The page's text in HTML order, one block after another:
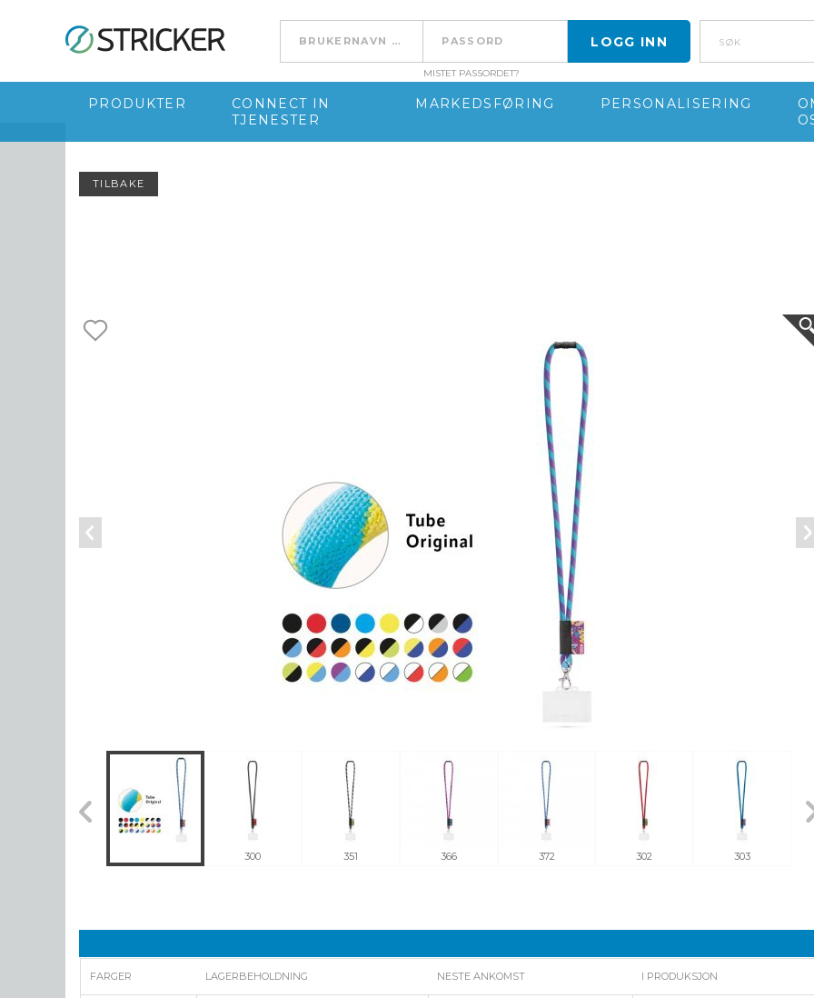
Go to content
MISTET PASSORDET?
Søk
PRODUKTER
CONNECT IN
TJENESTER
MARKEDSFØRING PERSONALISERING
TILBAKE
300 351 366 372 302 303
FARGER LAGERBEHOLDNING NESTE ANKOMST I PRODUKSJON